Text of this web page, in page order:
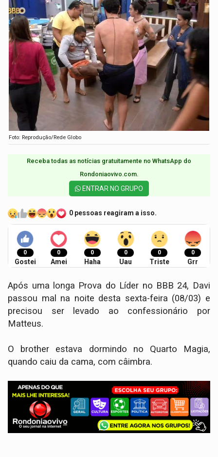
Foto: Reprodução/Rede Globo
Receba todas as notícias gratuitamente no WhatsApp do
Rondoniaovivo.com.​
ENTRAR NO GRUPO
0 pessoas reagiram a isso.
0
Gostei
0
Amei
0
Haha
0
Uau
0
Triste
0
Grr
Após uma longa Prova do Líder no BBB 24, Davi
passou mal na noite desta sexta-feira (08/03) e
precisou ser levado ao confessionário por
Matteus.
O brother estava dormindo no Quarto Magia,
quando caiu da cama, com câimbra.